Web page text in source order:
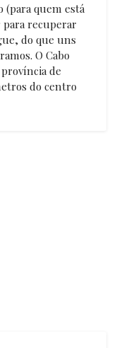
(para quem está
para recuperar
do que uns
O Cabo
de
do centro